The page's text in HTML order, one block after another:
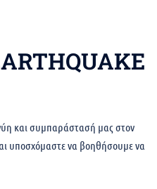
και συμπαράστασή μας στον
υποσχόμαστε να βοηθήσουμε να